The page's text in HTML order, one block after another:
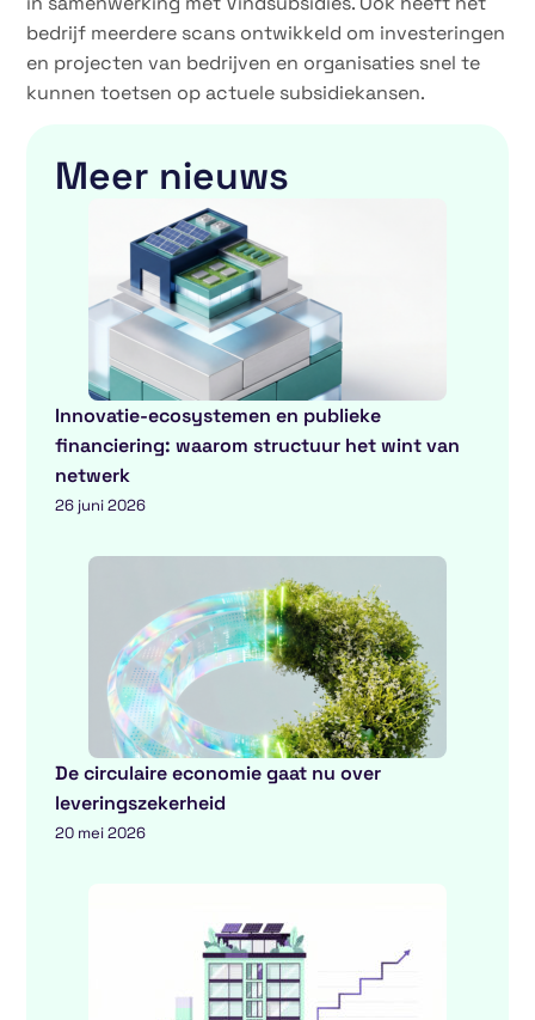
bedrijf meerdere scans ontwikkeld om investeringen
en projecten van bedrijven en organisaties snel te
kunnen toetsen op actuele subsidiekansen.
Meer nieuws
Innovatie-ecosystemen en publieke
financiering: waarom structuur het wint van
netwerk
26 juni 2026
De circulaire economie gaat nu over
leveringszekerheid
20 mei 2026